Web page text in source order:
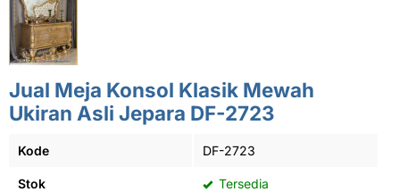
Jual Meja Konsol Klasik Mewah
Ukiran Asli Jepara DF-2723
Kode DF-2723
Stok Tersedia